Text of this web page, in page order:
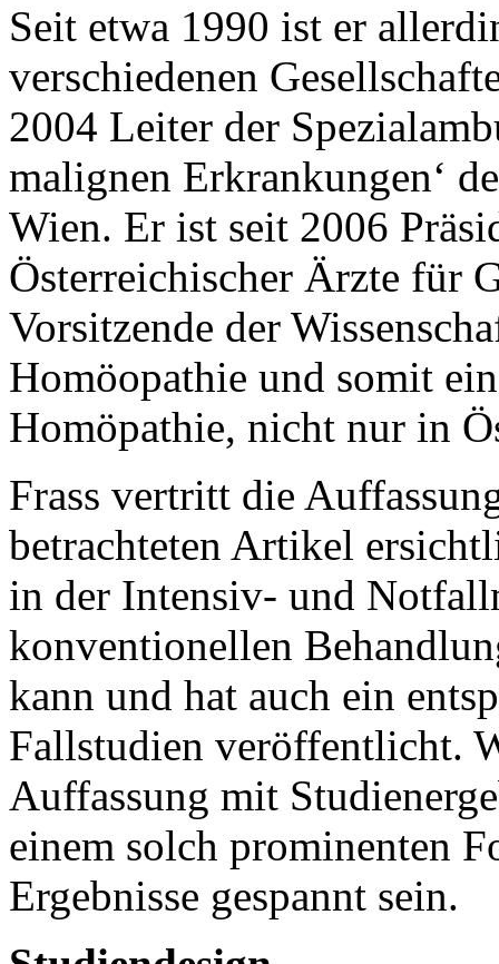
Seit etwa 1990 ist er
verschiedenen
2004 Leiter der
malignen Erkrankungen‘
Wien. Er ist seit 2006
Österreichischer Ärzte für
Vorsitzende der
Homöopathie und somit
Homöpathie, nicht nur in
Frass vertritt die
betrachteten Artikel
in der Intensiv- und
konventionellen
kann und hat auch ein
Fallstudien veröffentlicht.
Auffassung mit
einem solch prominenten
Ergebnisse gespannt sein.